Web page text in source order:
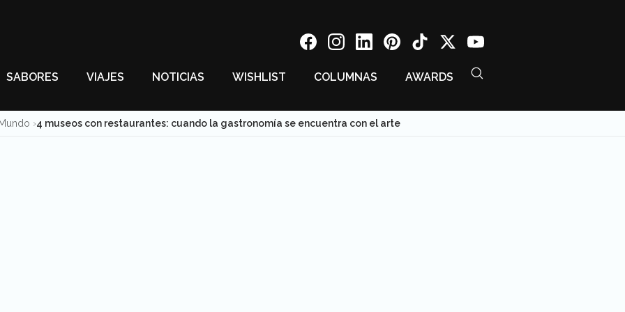
SABORES VIAJES NOTICIAS WISHLIST COLUMNAS AWARDS
4 museos con restaurantes: cuando la gastronomía se encuentra con el arte